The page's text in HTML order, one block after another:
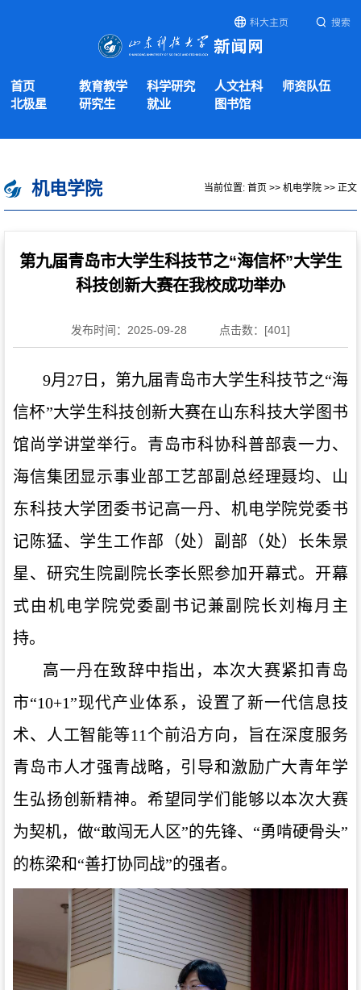
科大主页 搜索
首页 教育教学 科学研究 人文社科
师资队伍
北极星
研究生 就业 图书馆
机电学院 当前位置: 首页 >> 机电学院 >> 正文
第九届青岛市大学生科技节之“海信杯”大学生
科技创新大赛在我校成功举办
发布时间：2025-09-28 点击数：[401]
9月27日，第九届青岛市大学生科技节之“海
信杯”大学生科技创新大赛在山东科技大学图书
馆尚学讲堂举行。青岛市科协科普部袁一力、
海信集团显示事业部工艺部副总经理聂均、山
东科技大学团委书记高一丹、机电学院党委书
记陈猛、学生工作部（处）副部（处）长朱景
星、 研究生院副院长李长熙参加开幕式。开幕
式由机电学院党委副书记兼副院长刘梅月主
持。
高一丹在致辞中指出，本次大赛紧扣青岛
市“10+1”现代产业体系，设置了新一代信息技
术、人工智能等11个前沿方向，旨在深度服务
青岛市人才强青战略，引导和激励广大青年学
生弘扬创新精神。希望同学们能够以本次大赛
为契机，做“敢闯无人区”的先锋、“勇啃硬骨头”
的栋梁和“善打协同战”的强者。